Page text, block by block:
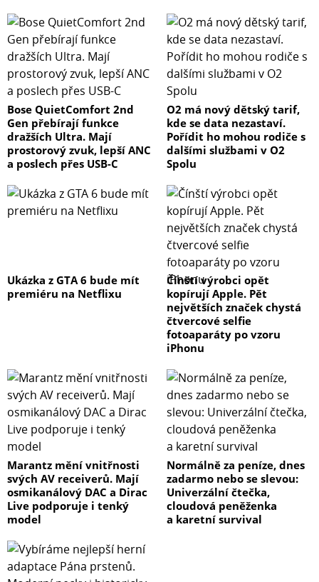
Bose QuietComfort 2nd
Gen přebírají funkce
dražších Ultra. Mají
prostorový zvuk, lepší ANC
a poslech přes USB-C
O2 má nový dětský tarif,
kde se data nezastaví.
Pořídit ho mohou rodiče s
dalšími službami v O2
Spolu
Ukázka z GTA 6 bude mít
premiéru na Netflixu
Čínští výrobci opět
kopírují Apple. Pět
největších značek chystá
čtvercové selfie
fotoaparáty po vzoru
iPhonu
Marantz mění vnitřnosti
svých AV receiverů. Mají
osmikanálový DAC a Dirac
Live podporuje i tenký
model
Normálně za peníze, dnes
zadarmo nebo se slevou:
Univerzální čtečka,
cloudová peněženka
a karetní survival